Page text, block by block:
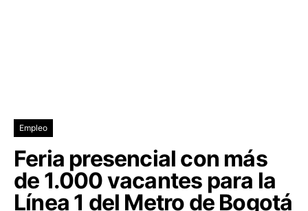
Empleo
Feria presencial con más
de 1.000 vacantes para la
Línea 1 del Metro de Bogotá